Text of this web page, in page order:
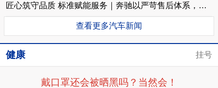
匠心筑守品质 标准赋能服务｜奔驰以严苛售后体系，守护每一段出行旅程
查看更多汽车新闻
健康 挂号
戴口罩还会被晒黑吗？当然会！